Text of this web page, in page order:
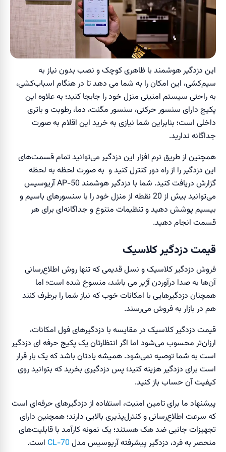
این دزدگیر هوشمند با ظاهری کوچک و نصب بدون نیاز به
سیم‌کشی، این امکان را به شما می دهد تا در هنگام اسباب‌کشی،
به راحتی سیستم امنیتی منزل خود را جابجا کنید؛ به علاوه این
پکیج دارای سنسور حرکتی، سنسور مگنت، دما، رطوبت و باتری
داخلی است؛ بنابراین شما نیازی به خرید این اقلام به صورت
جداگانه ندارید.
همچنین از طریق نرم افزار این دزدگیر می‌توانید تمام قسمت‌های
این دزدگیر را از راه دور کنترل کنید و به صورت لحظه به لحظه
گزارش دریافت کنید. شما با دزدگیر هوشمند AP-50 آریوسیس
می‌توانید بیش از 20 نقطه از منزل خود را با سنسور‌های باسیم و
بیسیم پوشش دهید و تنظیمات متنوع و جداگانه‌ای برای هر
قسمت انجام دهید.
قیمت دزدگیر کلاسیک
فروش دزدگیر‌ کلاسیک و نسل قدیمی که تنها روش اطلاع‌رسانی
آن‌ها به صدا درآوردن آژیر می باشد، منسوخ شده است؛ اما
همچنان دزدگیر‌هایی با امکانات خوب که نیاز شما را برطرف کنند
هم در بازار به فروش می‌رسند.
قیمت دزدگیر کلاسیک در مقایسه با دزدگیر‌های فول امکانات،
ارزان‌تر محسوب می‌شود اما اگر انتظارتان یک پکیج حرفه ای دزدگیر
است به شما توصیه نمی‌شود. همیشه یادتان باشد که یک بار قرار
است برای دزدگیر هزینه کنید؛ پس دزدگیری بخرید که بتوانید روی
کیفیت آن حساب باز کنید.
پیشنهاد ما برای تامین امنیت، استفاده از دزدگیر‌های حرفه‌ای است
که سرعت اطلاع‌رسانی و کنترل‌پذیری بالایی دارند؛ همچنین دارای
تجهیزات جانبی ضد هک هستند؛ یک نمونه کارآمد با قابلیت‌های
منحصر به فرد، دزدگیر پیشرفته آریوسیس مدل CL-70 است.